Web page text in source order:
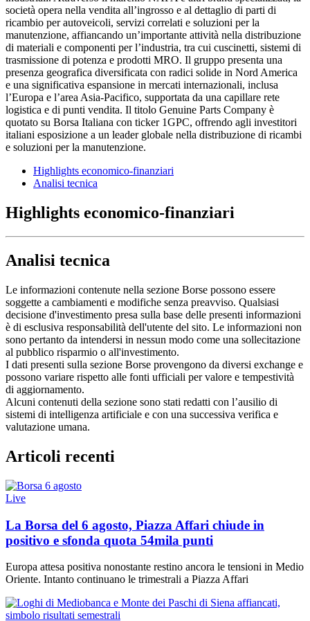
società opera nella vendita all’ingrosso e al dettaglio di parti di
ricambio per autoveicoli, servizi correlati e soluzioni per la
manutenzione, affiancando un’importante attività nella distribuzione
di materiali e componenti per l’industria, tra cui cuscinetti, sistemi di
trasmissione di potenza e prodotti MRO. Il gruppo presenta una
presenza geografica diversificata con radici solide in Nord America
e una significativa espansione in mercati internazionali, inclusa
l’Europa e l’area Asia-Pacifico, supportata da una capillare rete
logistica e di punti vendita. Il titolo Genuine Parts Company è
quotato su Borsa Italiana con ticker 1GPC, offrendo agli investitori
italiani esposizione a un leader globale nella distribuzione di ricambi
e soluzioni per la manutenzione.
Highlights economico-finanziari
Analisi tecnica
Highlights economico-finanziari
Analisi tecnica
Le informazioni contenute nella sezione Borse possono essere
soggette a cambiamenti e modifiche senza preavviso. Qualsiasi
decisione d'investimento presa sulla base delle presenti informazioni
è di esclusiva responsabilità dell'utente del sito. Le informazioni non
sono pertanto da intendersi in nessun modo come una sollecitazione
al pubblico risparmio o all'investimento.
I dati presenti sulla sezione Borse provengono da diversi exchange e
possono variare rispetto alle fonti ufficiali per valore e tempestività
di aggiornamento.
Alcuni contenuti della sezione sono stati redatti con l’ausilio di
sistemi di intelligenza artificiale e con una successiva verifica e
valutazione umana.
Articoli recenti
Live
La Borsa del 6 agosto, Piazza Affari chiude in
positivo e sfonda quota 54mila punti
Europa attesa positiva nonostante restino ancora le tensioni in Medio
Oriente. Intanto continuano le trimestrali a Piazza Affari